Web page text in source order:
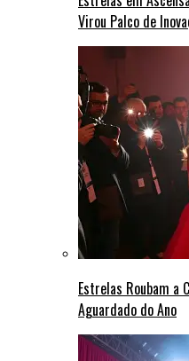
Virou Palco de
Estrelas Roubam a
Aguardado do Ano